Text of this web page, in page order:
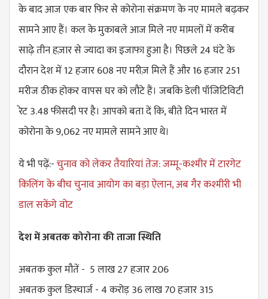
के बाद आज एक बार फिर से कोरोना संक्रमण के नए मामले बढ़कर
सामने आए हैं। कल के मुकाबले आज मिले नए मामलों में करीब
साढ़े तीन हज़ार से ज्यादा का इजाफा हुआ है। पिछले 24 घंटे के
दौरान देश में 12 हजार 608 नए मरीज़ मिले हैं और 16 हजार 251
मरीज ठीक होकर वापस घर को लौटे हैं। जबकि डेली पॉजिटिविटी
रेट 3.48 फीसदी पर है। आपको बता दें कि, बीते दिन भारत में
कोरोना के 9,062 नए मामले सामने आए थे।
ये भी पढ़ें:-चुनाव को लेकर तैयारियां तेज: जम्मू-कश्मीर में टारगेट
किलिंग के बीच चुनाव आयोग का बड़ा ऐलान, अब गैर कश्मीरी भी
डाल सकेंगे वोट
देश में अबतक कोरोना की ताजा स्थिति
अबतक कुल मौतें - 5 लाख 27 हजार 206
अबतक कुल डिस्चार्ज - 4 करोड़ 36 लाख 70 हजार 315